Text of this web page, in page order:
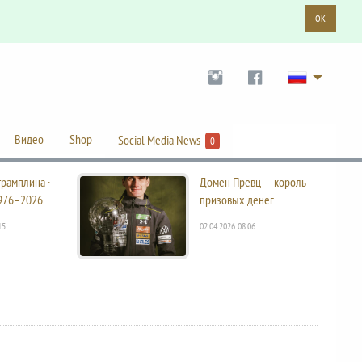
OK
Видео Shop Social Media News 0
·
Домен Превц — король
призовых денег
02.04.2026 08:06